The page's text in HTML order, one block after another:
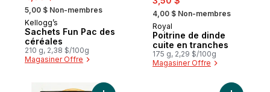
, formerly:
5,00 $ Non-membres
Kellogg’s
Sachets Fun Pac des
céréales
210 g, 2,38 $/100g
Magasiner Offre
, formerly:
4,00 $ Non-membres
Préparé au Canada
Royal
Poitrine de dinde
cuite en tranches
175 g, 2,29 $/100g
Magasiner Offre